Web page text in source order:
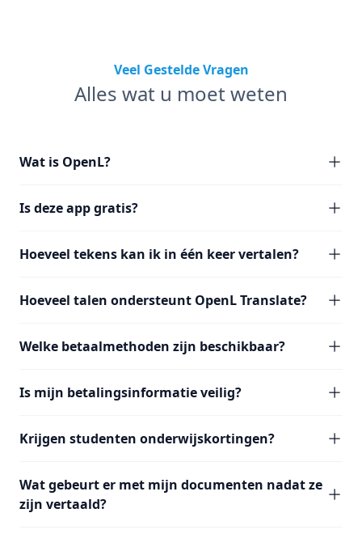
Veel Gestelde Vragen
Alles wat u moet weten
Wat is OpenL?
Is deze app gratis?
Hoeveel tekens kan ik in één keer vertalen?
Hoeveel talen ondersteunt OpenL Translate?
Welke betaalmethoden zijn beschikbaar?
Is mijn betalingsinformatie veilig?
Krijgen studenten onderwijskortingen?
Wat gebeurt er met mijn documenten nadat ze
zijn vertaald?